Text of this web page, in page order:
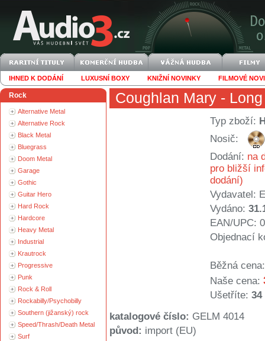
IHNED K DODÁNÍ LUXUSNÍ BOXY KNIŽNÍ NOVINKY FILMOVÉ
Rock
Alternative Metal
Alternative Rock
Black Metal
Bluegrass
Doom Metal
Garage
Gothic
Guitar Hero
Hard Rock
Hardcore
Heavy Metal
Industrial
Krautrock
Progressive
Punk
Rock & Roll
Rockabilly/Psychobilly
Southern (jižanský) rock
Speed/Thrash/Death Metal
Surf
Coughlan Mary -
Typ zboží:
Nosič:
Dodání: na
pro bližší
dodání)
Vydavatel:
Vydáno:
EAN/UPC:
Objednací
Běžná cena:
Naše cena:
Ušetříte: 34
katalogové číslo: GELM 4014
původ: import (EU)